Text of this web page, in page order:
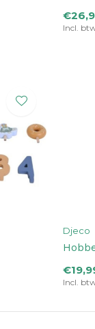
Incl.
Djeco
Incl.